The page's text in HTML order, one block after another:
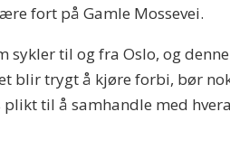
fort på Gamle Mossevei.
sykler til og fra Oslo, og
blir trygt å kjøre forbi, bør
til å samhandle med